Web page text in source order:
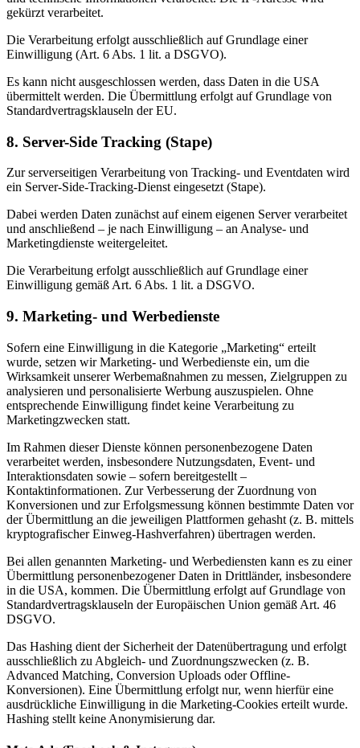
gekürzt verarbeitet.
Die Verarbeitung erfolgt ausschließlich auf Grundlage einer
Einwilligung (Art. 6 Abs. 1 lit. a DSGVO).
Es kann nicht ausgeschlossen werden, dass Daten in die USA
übermittelt werden. Die Übermittlung erfolgt auf Grundlage von
Standardvertragsklauseln der EU.
8. Server-Side Tracking (Stape)
Zur serverseitigen Verarbeitung von Tracking- und Eventdaten wird
ein Server-Side-Tracking-Dienst eingesetzt (Stape).
Dabei werden Daten zunächst auf einem eigenen Server verarbeitet
und anschließend – je nach Einwilligung – an Analyse- und
Marketingdienste weitergeleitet.
Die Verarbeitung erfolgt ausschließlich auf Grundlage einer
Einwilligung gemäß Art. 6 Abs. 1 lit. a DSGVO.
9. Marketing- und Werbedienste
Sofern eine Einwilligung in die Kategorie „Marketing“ erteilt
wurde, setzen wir Marketing- und Werbedienste ein, um die
Wirksamkeit unserer Werbemaßnahmen zu messen, Zielgruppen zu
analysieren und personalisierte Werbung auszuspielen. Ohne
entsprechende Einwilligung findet keine Verarbeitung zu
Marketingzwecken statt.
Im Rahmen dieser Dienste können personenbezogene Daten
verarbeitet werden, insbesondere Nutzungsdaten, Event- und
Interaktionsdaten sowie – sofern bereitgestellt –
Kontaktinformationen. Zur Verbesserung der Zuordnung von
Konversionen und zur Erfolgsmessung können bestimmte Daten vor
der Übermittlung an die jeweiligen Plattformen gehasht (z. B. mittels
kryptografischer Einweg-Hashverfahren) übertragen werden.
Bei allen genannten Marketing- und Werbediensten kann es zu einer
Übermittlung personenbezogener Daten in Drittländer, insbesondere
in die USA, kommen. Die Übermittlung erfolgt auf Grundlage von
Standardvertragsklauseln der Europäischen Union gemäß Art. 46
DSGVO.
Das Hashing dient der Sicherheit der Datenübertragung und erfolgt
ausschließlich zu Abgleich- und Zuordnungszwecken (z. B.
Advanced Matching, Conversion Uploads oder Offline-
Konversionen). Eine Übermittlung erfolgt nur, wenn hierfür eine
ausdrückliche Einwilligung in die Marketing-Cookies erteilt wurde.
Hashing stellt keine Anonymisierung dar.